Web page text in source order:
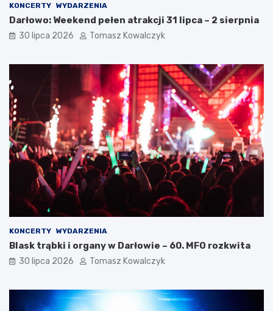
KONCERTY WYDARZENIA
Darłowo: Weekend pełen atrakcji 31 lipca – 2 sierpnia
30 lipca 2026 Tomasz Kowalczyk
KONCERTY WYDARZENIA
Blask trąbki i organy w Darłowie – 60. MFO rozkwita
30 lipca 2026 Tomasz Kowalczyk